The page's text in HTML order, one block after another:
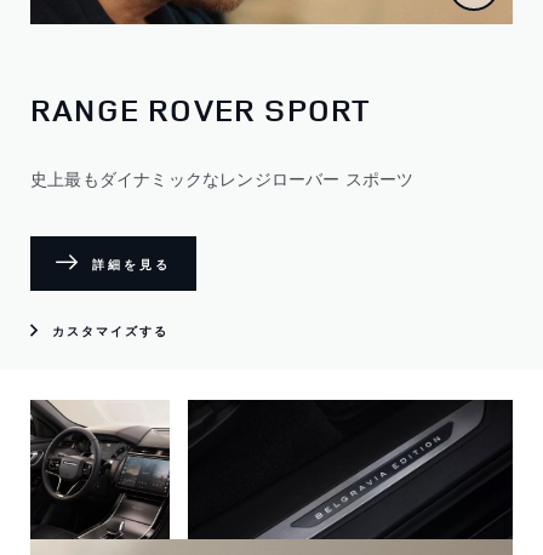
RANGE ROVER SPORT
史上最もダイナミックなレンジローバー スポーツ
詳細を見る
カスタマイズする